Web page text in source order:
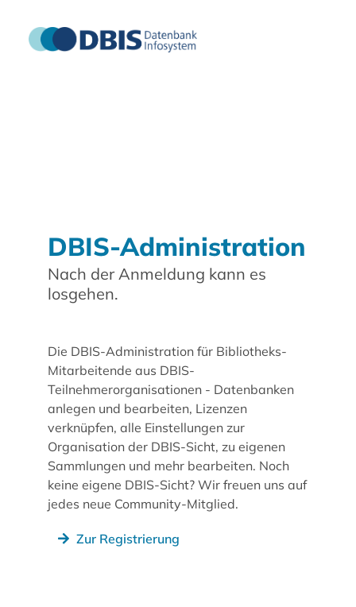
DBIS-Administration
Nach der Anmeldung kann es
losgehen.
Die DBIS-Administration für Bibliotheks-
Mitarbeitende aus DBIS-
Teilnehmerorganisationen - Datenbanken
anlegen und bearbeiten, Lizenzen
verknüpfen, alle Einstellungen zur
Organisation der DBIS-Sicht, zu eigenen
Sammlungen und mehr bearbeiten. Noch
keine eigene DBIS-Sicht? Wir freuen uns auf
jedes neue Community-Mitglied.
Zur Registrierung